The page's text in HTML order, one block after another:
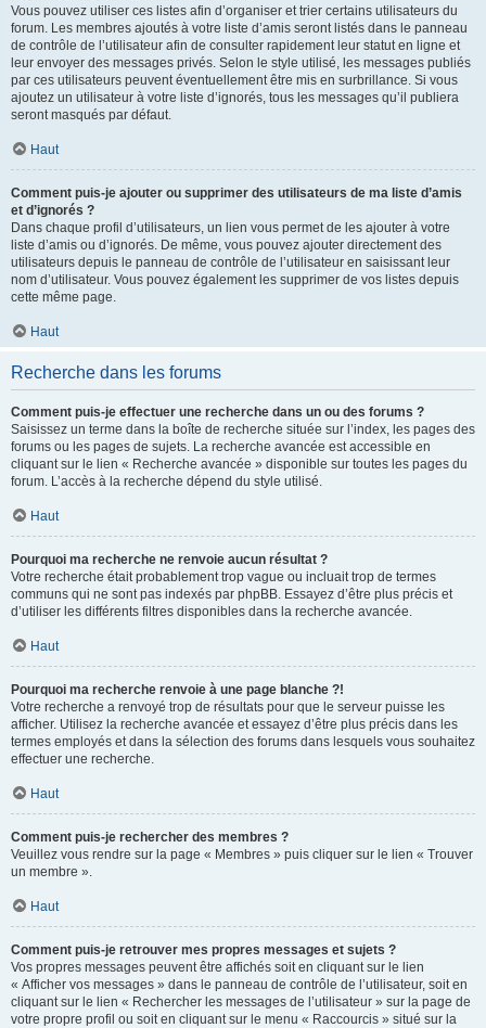
Vous pouvez utiliser ces listes afin d’organiser et trier certains utilisateurs du
forum. Les membres ajoutés à votre liste d’amis seront listés dans le panneau
de contrôle de l’utilisateur afin de consulter rapidement leur statut en ligne et
leur envoyer des messages privés. Selon le style utilisé, les messages publiés
par ces utilisateurs peuvent éventuellement être mis en surbrillance. Si vous
ajoutez un utilisateur à votre liste d’ignorés, tous les messages qu’il publiera
seront masqués par défaut.
Haut
Comment puis-je ajouter ou supprimer des utilisateurs de ma liste d’amis
et d’ignorés ?
Dans chaque profil d’utilisateurs, un lien vous permet de les ajouter à votre
liste d’amis ou d’ignorés. De même, vous pouvez ajouter directement des
utilisateurs depuis le panneau de contrôle de l’utilisateur en saisissant leur
nom d’utilisateur. Vous pouvez également les supprimer de vos listes depuis
cette même page.
Haut
Recherche dans les forums
Comment puis-je effectuer une recherche dans un ou des forums ?
Saisissez un terme dans la boîte de recherche située sur l’index, les pages des
forums ou les pages de sujets. La recherche avancée est accessible en
cliquant sur le lien « Recherche avancée » disponible sur toutes les pages du
forum. L’accès à la recherche dépend du style utilisé.
Haut
Pourquoi ma recherche ne renvoie aucun résultat ?
Votre recherche était probablement trop vague ou incluait trop de termes
communs qui ne sont pas indexés par phpBB. Essayez d’être plus précis et
d’utiliser les différents filtres disponibles dans la recherche avancée.
Haut
Pourquoi ma recherche renvoie à une page blanche ?!
Votre recherche a renvoyé trop de résultats pour que le serveur puisse les
afficher. Utilisez la recherche avancée et essayez d’être plus précis dans les
termes employés et dans la sélection des forums dans lesquels vous souhaitez
effectuer une recherche.
Haut
Comment puis-je rechercher des membres ?
Veuillez vous rendre sur la page « Membres » puis cliquer sur le lien « Trouver
un membre ».
Haut
Comment puis-je retrouver mes propres messages et sujets ?
Vos propres messages peuvent être affichés soit en cliquant sur le lien
« Afficher vos messages » dans le panneau de contrôle de l’utilisateur, soit en
cliquant sur le lien « Rechercher les messages de l’utilisateur » sur la page de
votre propre profil ou soit en cliquant sur le menu « Raccourcis » situé sur la